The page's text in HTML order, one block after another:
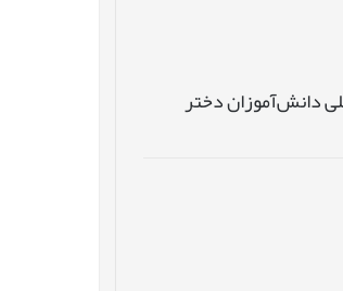
دانش‌آموزان دختر